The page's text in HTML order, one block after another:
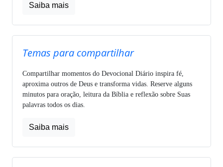
Saiba mais
Temas para compartilhar
Compartilhar momentos do Devocional Diário inspira fé,
aproxima outros de Deus e transforma vidas. Reserve alguns
minutos para oração, leitura da Bíblia e reflexão sobre Suas
palavras todos os dias.
Saiba mais